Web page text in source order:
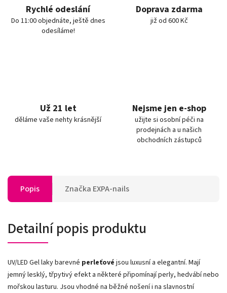
Rychlé odeslání
Do 11:00 objednáte, ještě dnes
odesíláme!
Doprava zdarma
již od 600 Kč
Už 21 let
děláme vaše nehty krásnější
Nejsme jen e-shop
užijte si osobní péči na
prodejnách a u našich
obchodních zástupců
Popis Značka EXPA-nails
Detailní popis produktu
UV/LED Gel laky barevné perleťové jsou luxusní a elegantní. Mají
jemný lesklý, třpytivý efekt a některé připomínají perly, hedvábí nebo
mořskou lasturu. Jsou vhodné na běžné nošení i na slavnostní